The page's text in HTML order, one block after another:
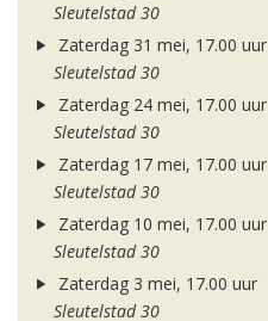
Sleutelstad 30
Zaterdag 31 mei, 17.00 uur
Sleutelstad 30
Zaterdag 24 mei, 17.00 uur
Sleutelstad 30
Zaterdag 17 mei, 17.00 uur
Sleutelstad 30
Zaterdag 10 mei, 17.00 uur
Sleutelstad 30
Zaterdag 3 mei, 17.00 uur
Sleutelstad 30